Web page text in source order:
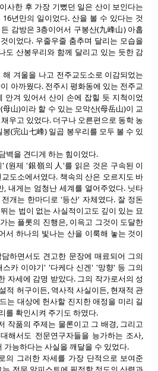
사한 후 가장 기뻤던 일은 산이 보인다는
년만의 일이었다. 산을 볼 수 있다는 것
감방은 3층이어서 구봉산(九峰山) 아홉
이었다. 우줄우줄 춤추며 달리는 모습을
도 산봉우리와 함께 달리고 있는 듯한 감
겨울을 나고 전주교도소로 이감되었는
아까웠다. 전주시 평화동에 있는 전주교
안겨 있어서 산이 손에 잡힐 듯 지척이었
山)이라 할 수 있는 모악산(母岳山)이 교
우고 있었다. 더구나 오른편으로 동학 농
(完山七峰) 일곱 봉우리를 모두 볼 수 있
벽을 견디게 하는 힘이었다.
(원제 '銀嶺의 人'를 읽은 것은 구속된 이
도소에서였다. 책속의 산은 오르지도 바
, 내게는 엄청난 세계를 열어주었다. 닛타
개는 한마디로 '등산' 자체였다. 잘 정돈
는 법이 없는 사실적이고도 깊이 있는 묘
는 플롯의 진행은, 이윽고 그것이 도달한
서 하나의 빛나는 산을 이룩해 놓는 것이
하면서도 견고한 문장에 매료되어 그의
카 이야기' '다케다 신겐' '망향' 등 그의
자세에 감명 받았다. 그의 작가로서의 성
적 허구이든, 역사적 사실이든, 현재적 관
는 대상에 헌사할 진지한 애정을 미리 길
를 확인시켜 주기도 하였다.
작품의 주제는 물론이고 그 배경, 그리고
해서도 전문연구자들을 능가하는 조사,
가능하다는 사실을 깨달을 수 있었다.
의 그러한 자세를 가장 단적으로 보여준